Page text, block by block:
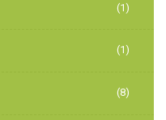
(1)
(1)
(8)